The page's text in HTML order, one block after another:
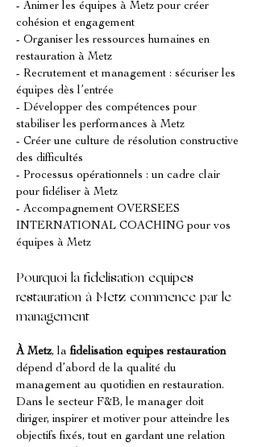
- Animer les équipes à Metz pour créer
cohésion et engagement
- Organiser les ressources humaines en
restauration à Metz
- Recrutement et management : sécuriser les
équipes dès l’entrée
- Développer des compétences pour
stabiliser les performances à Metz
- Créer une culture de résolution constructive
des difficultés
- Processus opérationnels : un cadre clair
pour fidéliser à Metz
- Accompagnement OVERSEES
INTERNATIONAL COACHING pour vos
équipes à Metz
Pourquoi la fidelisation equipes
restauration à Metz commence par le
management
À Metz, la fidelisation equipes restauration
dépend d’abord de la qualité du
management au quotidien en restauration.
Dans le secteur F&B, le manager doit
diriger, inspirer et motiver pour atteindre les
objectifs fixés, tout en gardant une relation